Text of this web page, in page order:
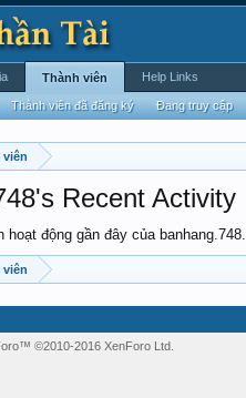
viên
Recent Activity
hoạt động gần đây của banhang.748.
viên
Thành viên
Thành viên đã đăng ký Đang truy cập
Help Links
©2010-2016 XenForo Ltd.